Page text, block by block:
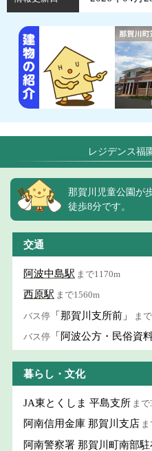
レジデンス福
那賀川児童公園が
徒歩8分です。
交通
阿波中島駅 まで1170m
西原駅 まで1560m
バス停 「那賀川支所前」 ま
バス停 「阿波公方・民俗資
暮らし・文化
JA東とくしま 平島支所 ま
阿南信用金庫 那賀川支店
阿南警察署 那賀川町南部